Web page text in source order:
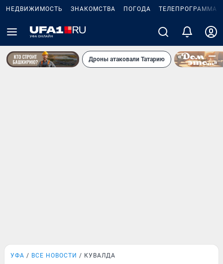
НЕДВИЖИМОСТЬ ЗНАКОМСТВА ПОГОДА ТЕЛЕПРОГРАММА
Дроны атаковали Татарию
УФА ВСЕ НОВОСТИ КУВАЛДА